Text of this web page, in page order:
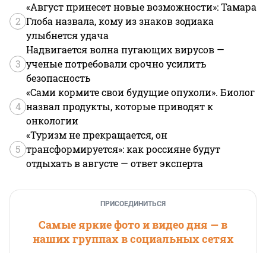
2
«Август принесет новые возможности»: Тамара
Глоба назвала, кому из знаков зодиака
улыбнется удача
3
Надвигается волна пугающих вирусов —
ученые потребовали срочно усилить
безопасность
4
«Сами кормите свои будущие опухоли». Биолог
назвал продукты, которые приводят к
онкологии
5
«Туризм не прекращается, он
трансформируется»: как россияне будут
отдыхать в августе — ответ эксперта
ПРИСОЕДИНИТЬСЯ
Самые яркие фото и видео дня — в
наших группах в социальных сетях